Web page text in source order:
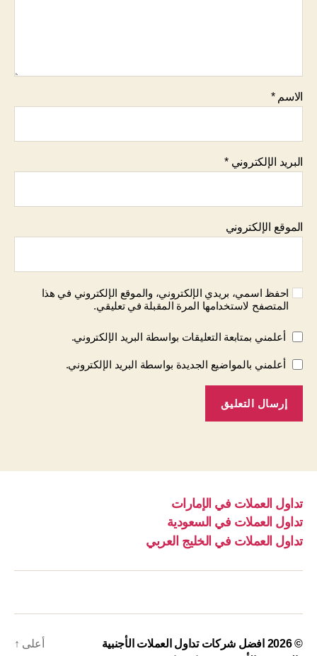
الاسم*
البريد الإلكتروني*
الموقع الإلكتروني
احفظ اسمي، بريدي الإلكتروني، والموقع الإلكتروني في هذا
المتصفح لاستخدامها المرة المقبلة في تعليقي.
أعلمني بمتابعة التعليقات بواسطة البريد الإلكتروني.
أعلمني بالمواضيع الجديدة بواسطة البريد الإلكتروني.
تداول العملات في الإمارات
تداول العملات في السعودية
تداول العملات في الخليج العربي
© 2026
افضل شركات تداول العملات الأجنبية
أعلى ↑